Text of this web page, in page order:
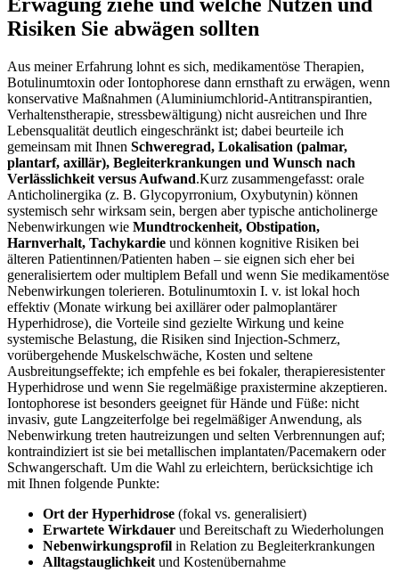
Erwägung ziehe und welche Nutzen und
Risiken Sie abwägen sollten
Aus meiner Erfahrung lohnt es sich, medikamentöse Therapien,
Botulinumtoxin oder Iontophorese dann ernsthaft zu erwägen,⁣ wenn
konservative Maßnahmen ​(Aluminiumchlorid‑Antitranspirantien,
Verhaltenstherapie, stressbewältigung) nicht ausreichen und Ihre
Lebensqualität deutlich eingeschränkt ist; dabei beurteile ich
⁢gemeinsam ‌mit‌ Ihnen Schweregrad, ​Lokalisation (palmar,‌
plantarf, axillär), Begleiterkrankungen und Wunsch ⁤nach⁣
Verlässlichkeit versus ⁣Aufwand.Kurz zusammengefasst: orale
Anticholinergika (z. B. Glycopyrronium, Oxybutynin) können
‌systemisch sehr wirksam sein, bergen aber typische anticholinerge
Nebenwirkungen wie Mundtrockenheit, Obstipation,
Harnverhalt, Tachykardie und können kognitive Risiken⁤ bei
älteren Patientinnen/Patienten haben⁣ – sie⁢ eignen⁤ sich eher bei
generalisiertem oder multiplem Befall und wenn Sie medikamentöse
Nebenwirkungen tolerieren. Botulinumtoxin I. v. ist‍ lokal hoch​
effektiv (Monate wirkung bei axillärer oder palmoplantärer
Hyperhidrose), die Vorteile sind gezielte Wirkung⁤ und keine
‍systemische‍ Belastung, die ⁢Risiken sind Injection‑Schmerz,
vorübergehende Muskelschwäche, Kosten und seltene
Ausbreitungseffekte; ich empfehle es bei fokaler, therapieresistenter
Hyperhidrose und⁢ wenn Sie regelmäßige praxistermine akzeptieren.
Iontophorese ist⁤ besonders geeignet für Hände und Füße: nicht​
invasiv, gute Langzeiterfolge bei regelmäßiger Anwendung, als
Nebenwirkung treten hautreizungen und selten Verbrennungen auf;
kontraindiziert ‌ist sie bei metallischen implantaten/Pacemakern oder
Schwangerschaft. Um die Wahl zu erleichtern, berücksichtige ich
mit Ihnen folgende Punkte:
Ort der Hyperhidrose (fokal vs. generalisiert)
Erwartete Wirkdauer ⁣und Bereitschaft zu Wiederholungen
Nebenwirkungsprofil in Relation zu Begleiterkrankungen
Alltagstauglichkeit ⁢und Kostenübernahme